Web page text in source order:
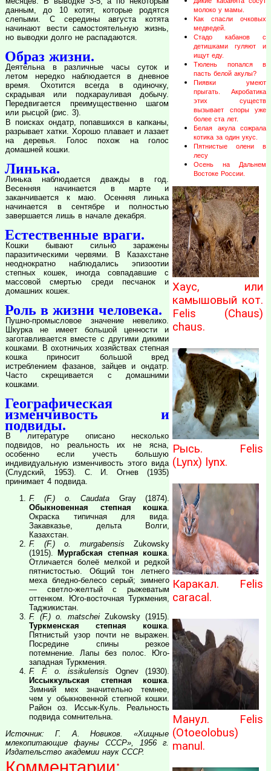
данным, до 10 котят, которые родятся
слепыми. С середины августа котята
начинают вести самостоятельную жизнь,
но выводки долго не распадаются.
Образ жизни.
Деятельна в различные часы суток и
летом нередко наблюдается в дневное
время. Охотится всегда в одиночку,
скрадывая или подкарауливая добычу.
Передвигается преимущественно шагом
или рысцой (рис. 3).
В поисках ондатр, попавшихся в капканы,
разрывает хатки. Хорошо плавает и лазает
на деревья. Голос похож на голос
домашней кошки.
Линька.
Линька наблюдается дважды в год.
Весенняя начинается в марте и
заканчивается к маю. Осенняя линька
начинается в сентябре и полностью
завершается лишь в начале декабря.
Естественные враги.
Кошки бывают сильно заражены
паразитическими червями. В Казахстане
неоднократно наблюдались эпизоотии
степных кошек, иногда совпадавшие с
массовой смертью среди песчанок и
домашних кошек.
Роль в жизни человека.
Пушно-промысловое значение невелико.
Шкурка не имеет большой ценности и
заготавливается вместе с другими дикими
кошками. В охотничьих хозяйствах степная
кошка приносит большой вред
истреблением фазанов, зайцев и ондатр.
Часто скрещивается с домашними
кошками.
Географическая
изменчивость и
подвиды.
В литературе описано несколько
подвидов, но реальность их не ясна,
особенно если учесть большую
индивидуальную изменчивость этого вида
(Слудский, 1953). С. И. Огнев (1935)
принимает 4 подвида.
F. (F.) o. Caudata Gray (1874).
Обыкновенная степная кошка.
Окраска типичная для вида.
Закавказье, дельта Волги,
Казахстан.
F. (F.) o. murgabensis Zukowsky
(1915).
Мургабская степная кошка.
Отличается болеё мелкой и редкой
пятнистостью. Общий тон летнего
меха бледно-белесо серый; зимнего
— светло-желтый с рыжеватым
оттенком. Юго-восточная Туркмения,
Таджикистан.
F. (F.) o. matscheiZukowsky (1915).
Туркменская степная кошка.
Пятнистый узор почти не выражен.
Посредине спины резкое
потемнение. Лапы без полос. Юго-
западная Туркмения.
F. F. o. issikulensis Ognev (1930).
Иссыккульская степная кошка.
Зимний мех значительно темнее,
чем у обыкновенной степной кошки.
Район оз. Иссык-Куль. Реальность
подвида сомнительна.
Источник: Г. А. Новиков. «Хищные
млекопитающие фауны СССР», 1956 г.
Издательство академии наук СССР.
молоко у мамы.
Как спасли очковых
медведей.
Стадо кабанов с
детишками гуляют и
ищут еду.
Тюлень попался в
пасть белой акулы?
Пиявки умеют
прыгать. Акробатика
этих существ
вызывает споры уже
более ста лет.
Белая акула сожрала
котика за один укус.
Пятнистые олени в
лесу
Осень на Дальнем
Востоке России.
Хаус, или
камышовый кот.
Felis (Chaus)
chaus.
Рысь. Felis
(Lynx) lynx.
Каракал. Felis
caracal.
Манул. Felis
(Otoeolobus)
manul.